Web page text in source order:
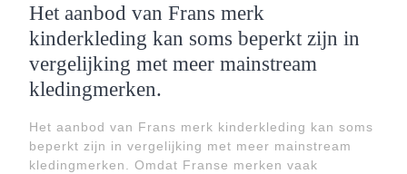
Het aanbod van Frans merk
kinderkleding kan soms beperkt zijn in
vergelijking met meer mainstream
kledingmerken.
Het aanbod van Frans merk kinderkleding kan soms
beperkt zijn in vergelijking met meer mainstream
kledingmerken. Omdat Franse merken vaak